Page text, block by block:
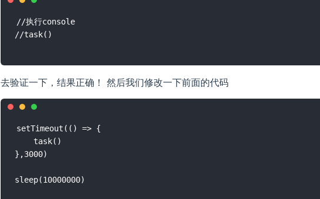
//执行console
去验证一下，结果正确！ 然后我们修改一下前面的代码
setTimeout(() => {
    task()
},3000)